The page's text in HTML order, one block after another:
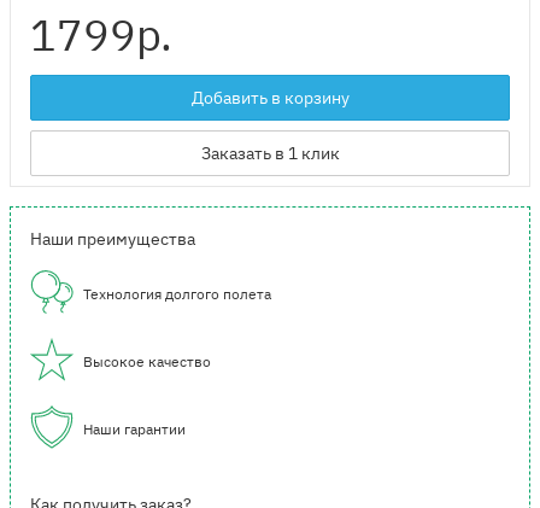
1799р.
Добавить в корзину
Заказать в 1 клик
Наши преимущества
Технология долгого полета
Высокое качество
Наши гарантии